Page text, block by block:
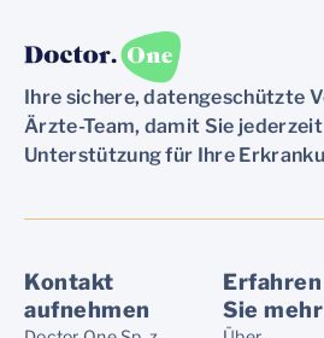
Ihre sichere, datengeschützte
Ärzte-Team, damit Sie
Unterstützung für Ihre
Kontakt
aufnehmen
Erfahren
Sie mehr